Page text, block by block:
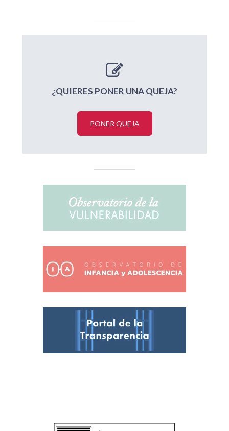
¿QUIERES PONER UNA QUEJA?
PONER QUEJA